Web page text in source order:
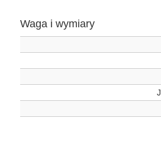
Waga i wymiary